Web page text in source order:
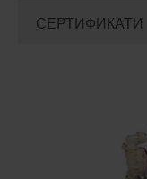
СЕРТИФИКАТИ